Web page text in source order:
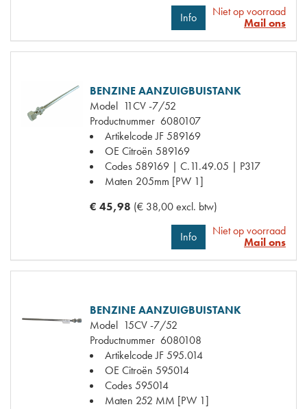
Info
Niet op voorraad
Mail ons
BENZINE AANZUIGBUISTANK
Model 11CV -7/52
Productnummer 6080107
Artikelcode JF589169
OE Citroën 589169
Codes589169 | C.11.49.05 | P317
Maten 205mm [PW 1]
€ 45,98 (€ 38,00 excl. btw)
Info
Niet op voorraad
Mail ons
BENZINE AANZUIGBUISTANK
Model 15CV -7/52
Productnummer 6080108
Artikelcode JF595.014
OE Citroën 595014
Codes595014
Maten 252 MM [PW 1]